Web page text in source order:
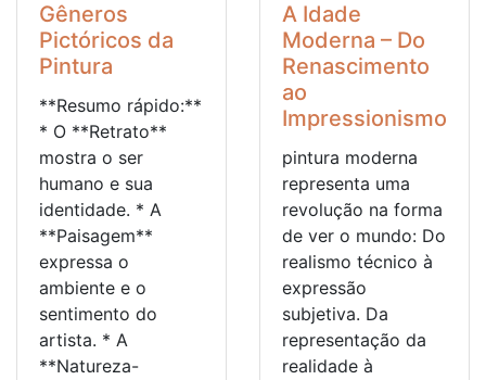
Gêneros
Pictóricos da
Pintura
**Resumo rápido:**
* O **Retrato**
mostra o ser
humano e sua
identidade. * A
**Paisagem**
expressa o
ambiente e o
sentimento do
artista. * A
**Natureza-
A Idade
Moderna – Do
Renascimento
ao
Impressionismo
pintura moderna
representa uma
revolução na forma
de ver o mundo: Do
realismo técnico à
expressão
subjetiva. Da
representação da
realidade à